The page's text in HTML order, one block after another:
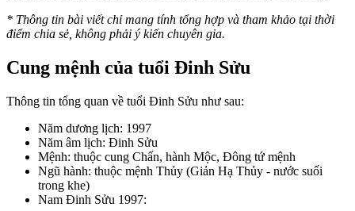
* Thông tin bài viết chỉ mang tính tổng hợp và tham khảo tại thời
điểm chia sẻ, không phải ý kiến chuyên gia.
Cung mệnh của tuổi Đinh Sửu
Thông tin tổng quan về tuổi Đinh Sửu như sau:
Năm dương lịch: 1997
Năm âm lịch: Đinh Sửu
Mệnh: thuộc cung Chấn, hành Mộc, Đông tứ mệnh
Ngũ hành: thuộc mệnh Thủy (Giản Hạ Thủy - nước suối
trong khe)
Nam Đinh Sửu 1997: